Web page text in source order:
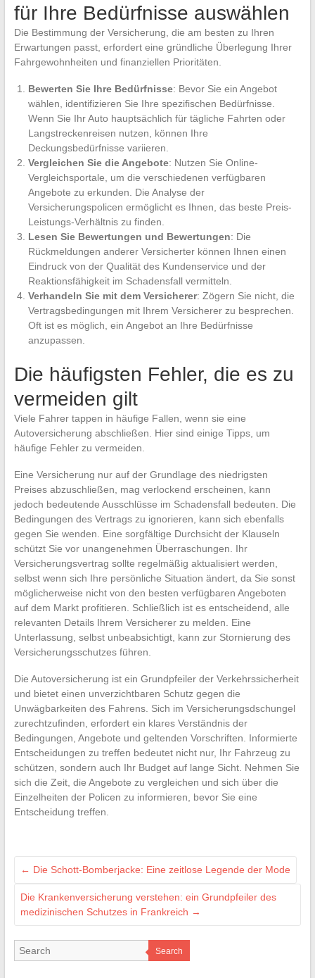
für Ihre Bedürfnisse auswählen
Die Bestimmung der Versicherung, die am besten zu Ihren
Erwartungen passt, erfordert eine gründliche Überlegung Ihrer
Fahrgewohnheiten und finanziellen Prioritäten.
Bewerten Sie Ihre Bedürfnisse: Bevor Sie ein Angebot
wählen, identifizieren Sie Ihre spezifischen Bedürfnisse.
Wenn Sie Ihr Auto hauptsächlich für tägliche Fahrten oder
Langstreckenreisen nutzen, können Ihre
Deckungsbedürfnisse variieren.
Vergleichen Sie die Angebote: Nutzen Sie Online-
Vergleichsportale, um die verschiedenen verfügbaren
Angebote zu erkunden. Die Analyse der
Versicherungspolicen ermöglicht es Ihnen, das beste Preis-
Leistungs-Verhältnis zu finden.
Lesen Sie Bewertungen und Bewertungen: Die
Rückmeldungen anderer Versicherter können Ihnen einen
Eindruck von der Qualität des Kundenservice und der
Reaktionsfähigkeit im Schadensfall vermitteln.
Verhandeln Sie mit dem Versicherer: Zögern Sie nicht, die
Vertragsbedingungen mit Ihrem Versicherer zu besprechen.
Oft ist es möglich, ein Angebot an Ihre Bedürfnisse
anzupassen.
Die häufigsten Fehler, die es zu
vermeiden gilt
Viele Fahrer tappen in häufige Fallen, wenn sie eine
Autoversicherung abschließen. Hier sind einige Tipps, um
häufige Fehler zu vermeiden.
Eine Versicherung nur auf der Grundlage des niedrigsten
Preises abzuschließen, mag verlockend erscheinen, kann
jedoch bedeutende Ausschlüsse im Schadensfall bedeuten. Die
Bedingungen des Vertrags zu ignorieren, kann sich ebenfalls
gegen Sie wenden. Eine sorgfältige Durchsicht der Klauseln
schützt Sie vor unangenehmen Überraschungen. Ihr
Versicherungsvertrag sollte regelmäßig aktualisiert werden,
selbst wenn sich Ihre persönliche Situation ändert, da Sie sonst
möglicherweise nicht von den besten verfügbaren Angeboten
auf dem Markt profitieren. Schließlich ist es entscheidend, alle
relevanten Details Ihrem Versicherer zu melden. Eine
Unterlassung, selbst unbeabsichtigt, kann zur Stornierung des
Versicherungsschutzes führen.
Die Autoversicherung ist ein Grundpfeiler der Verkehrssicherheit
und bietet einen unverzichtbaren Schutz gegen die
Unwägbarkeiten des Fahrens. Sich im Versicherungsdschungel
zurechtzufinden, erfordert ein klares Verständnis der
Bedingungen, Angebote und geltenden Vorschriften. Informierte
Entscheidungen zu treffen bedeutet nicht nur, Ihr Fahrzeug zu
schützen, sondern auch Ihr Budget auf lange Sicht. Nehmen Sie
sich die Zeit, die Angebote zu vergleichen und sich über die
Einzelheiten der Policen zu informieren, bevor Sie eine
Entscheidung treffen.
← Die Schott-Bomberjacke: Eine zeitlose Legende der Mode
Die Krankenversicherung verstehen: ein Grundpfeiler des
medizinischen Schutzes in Frankreich →
Search